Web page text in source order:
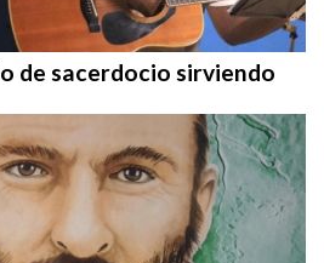
de sacerdocio sirviendo